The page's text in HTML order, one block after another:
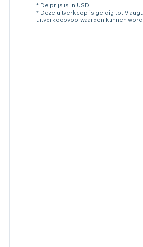
* De prijs is in USD.
* Deze uitverkoop is geldig tot 9
uitverkoopvoorwaarden kunnen